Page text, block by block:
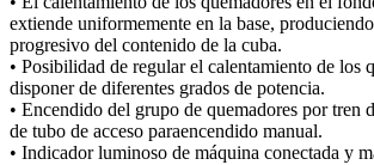
extiende uniformemente en la base,
progresivo del contenido de la cuba.
• Posibilidad de regular el calentamiento de los
disponer de diferentes grados de potencia.
• Encendido del grupo de quemadores por tren
de tubo de acceso paraencendido manual.
• Indicador luminoso de máquina conectada y